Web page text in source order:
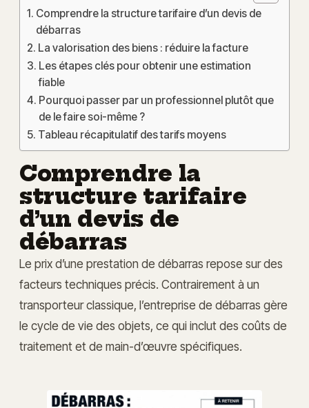
Comprendre la structure tarifaire d’un devis de
débarras
La valorisation des biens : réduire la facture
Les étapes clés pour obtenir une estimation
fiable
Pourquoi passer par un professionnel plutôt que
de le faire soi-même ?
Tableau récapitulatif des tarifs moyens
Comprendre la
structure tarifaire
d’un devis de
débarras
Le prix d’une prestation de débarras repose sur des
facteurs techniques précis. Contrairement à un
transporteur classique, l’entreprise de débarras gère
le cycle de vie des objets, ce qui inclut des coûts de
traitement et de main-d’œuvre spécifiques.